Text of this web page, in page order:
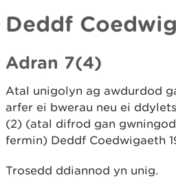
Deddf
Adran 7(4)
Atal unigolyn ag awdurdod
arfer ei bwerau neu ei
(2) (atal difrod gan
fermin) Deddf Coedwigaeth
Trosedd ddiannod yn unig.